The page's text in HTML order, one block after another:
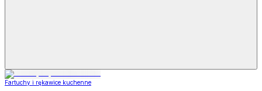
Fartuchy i rękawice kuchenne